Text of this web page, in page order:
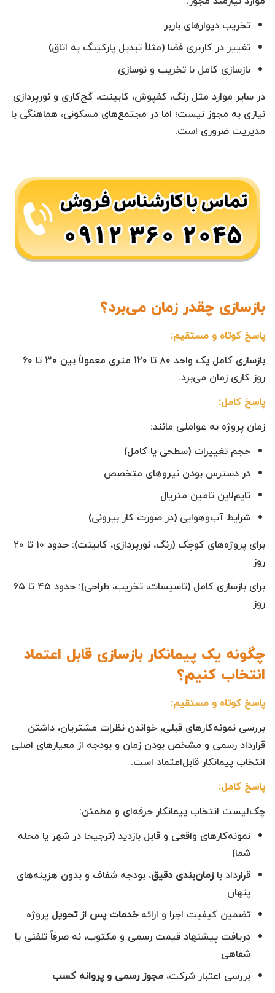
تخریب دیوارهای باربر
تغییر در کاربری فضا (مثلاً تبدیل پارکینگ به اتاق)
بازسازی کامل با تخریب و نوسازی
در سایر موارد مثل رنگ، کفپوش، کابینت، گچ‌کاری و نورپردازی
نیازی به مجوز نیست؛ اما در مجتمع‌های مسکونی، هماهنگی با
مدیریت ضروری است.
بازسازی چقدر زمان می‌برد؟
پاسخ کوتاه و مستقیم:
بازسازی کامل یک واحد ۸۰ تا ۱۲۰ متری معمولاً بین ۳۰ تا ۶۰
روز کاری زمان می‌برد.
پاسخ کامل:
زمان پروژه به عواملی مانند:
حجم تغییرات (سطحی یا کامل)
در دسترس بودن نیروهای متخصص
تایم‌لاین تامین متریال
شرایط آب‌وهوایی (در صورت کار بیرونی)
برای پروژه‌های کوچک (رنگ، نورپردازی، کابینت): حدود ۱۰ تا ۲۰
روز
برای بازسازی کامل (تاسیسات، تخریب، طراحی): حدود ۴۵ تا ۶۵
روز
چگونه یک پیمانکار بازسازی قابل اعتماد
انتخاب کنیم؟
پاسخ کوتاه و مستقیم:
بررسی نمونه‌کارهای قبلی، خواندن نظرات مشتریان، داشتن
قرارداد رسمی و مشخص بودن زمان و بودجه از معیارهای اصلی
انتخاب پیمانکار قابل‌اعتماد است.
پاسخ کامل:
چک‌لیست انتخاب پیمانکار حرفه‌ای و مطمئن:
نمونه‌کارهای واقعی و قابل بازدید (ترجیحا در شهر یا محله
شما)
قرارداد بازمان‌بندی دقیق، بودجه شفاف و بدون هزینه‌های
پنهان
تضمین کیفیت اجرا و ارائهخدمات پس از تحویل پروژه
دریافت پیشنهاد قیمت رسمی و مکتوب، نه صرفاً تلفنی یا
شفاهی
بررسی اعتبار شرکت، مجوز رسمی و پروانه کسب